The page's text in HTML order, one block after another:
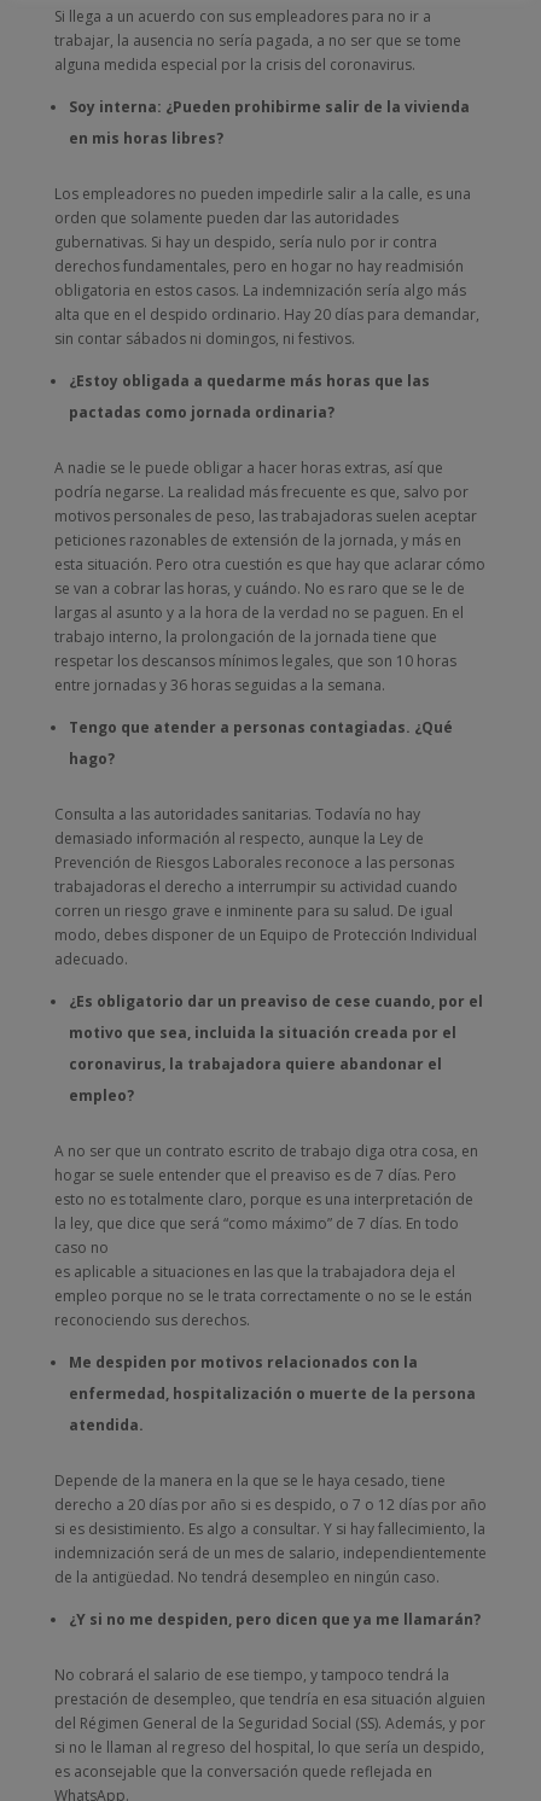
Si llega a un acuerdo con sus empleadores para no ir a
trabajar, la ausencia no sería pagada, a no ser que se tome
alguna medida especial por la crisis del coronavirus.
Soy interna: ¿Pueden prohibirme salir de la vivienda
en mis horas libres?
Los empleadores no pueden impedirle salir a la calle, es una
orden que solamente pueden dar las autoridades
gubernativas. Si hay un despido, sería nulo por ir contra
derechos fundamentales, pero en hogar no hay readmisión
obligatoria en estos casos. La indemnización sería algo más
alta que en el despido ordinario. Hay 20 días para demandar,
sin contar sábados ni domingos, ni festivos.
¿Estoy obligada a quedarme más horas que las
pactadas como jornada ordinaria?
A nadie se le puede obligar a hacer horas extras, así que
podría negarse. La realidad más frecuente es que, salvo por
motivos personales de peso, las trabajadoras suelen aceptar
peticiones razonables de extensión de la jornada, y más en
esta situación. Pero otra cuestión es que hay que aclarar cómo
se van a cobrar las horas, y cuándo. No es raro que se le de
largas al asunto y a la hora de la verdad no se paguen. En el
trabajo interno, la prolongación de la jornada tiene que
respetar los descansos mínimos legales, que son 10 horas
entre jornadas y 36 horas seguidas a la semana.
Tengo que atender a personas contagiadas. ¿Qué
hago?
Consulta a las autoridades sanitarias. Todavía no hay
demasiado información al respecto, aunque la Ley de
Prevención de Riesgos Laborales reconoce a las personas
trabajadoras el derecho a interrumpir su actividad cuando
corren un riesgo grave e inminente para su salud. De igual
modo, debes disponer de un Equipo de Protección Individual
adecuado.
¿Es obligatorio dar un preaviso de cese cuando, por el
motivo que sea, incluida la situación creada por el
coronavirus, la trabajadora quiere abandonar el
empleo?
A no ser que un contrato escrito de trabajo diga otra cosa, en
hogar se suele entender que el preaviso es de 7 días. Pero
esto no es totalmente claro, porque es una interpretación de
la ley, que dice que será “como máximo” de 7 días. En todo
caso no
es aplicable a situaciones en las que la trabajadora deja el
empleo porque no se le trata correctamente o no se le están
reconociendo sus derechos.
Me despiden por motivos relacionados con la
enfermedad, hospitalización o muerte de la persona
atendida.
Depende de la manera en la que se le haya cesado, tiene
derecho a 20 días por año si es despido, o 7 o 12 días por año
si es desistimiento. Es algo a consultar. Y si hay fallecimiento, la
indemnización será de un mes de salario, independientemente
de la antigüedad. No tendrá desempleo en ningún caso.
¿Y si no me despiden, pero dicen que ya me llamarán?
No cobrará el salario de ese tiempo, y tampoco tendrá la
prestación de desempleo, que tendría en esa situación alguien
del Régimen General de la Seguridad Social (SS). Además, y por
si no le llaman al regreso del hospital, lo que sería un despido,
es aconsejable que la conversación quede reflejada en
WhatsApp.